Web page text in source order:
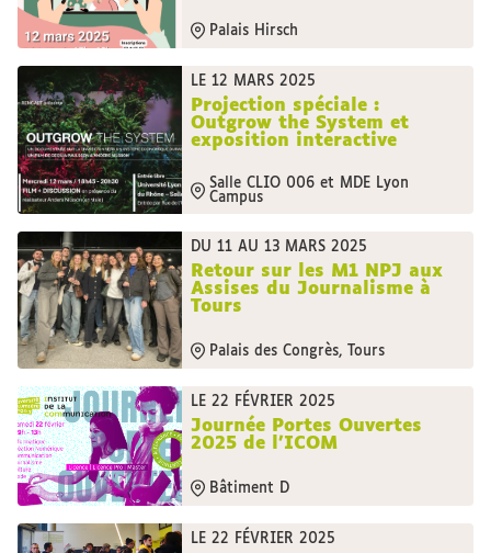
Palais Hirsch
LE 12 MARS 2025
Projection spéciale :
Outgrow the System et
exposition interactive
Salle CLIO 006 et MDE Lyon
Campus
DU 11 AU 13 MARS 2025
Retour sur les M1 NPJ aux
Assises du Journalisme à
Tours
Palais des Congrès, Tours
LE 22 FÉVRIER 2025
Journée Portes Ouvertes
2025 de l’ICOM
Bâtiment D
LE 22 FÉVRIER 2025